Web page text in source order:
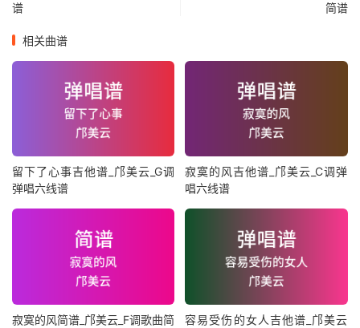
谱
简谱
相关曲谱
留下了心事吉他谱_邝美云_G调
弹唱六线谱
寂寞的风吉他谱_邝美云_C调弹
唱六线谱
寂寞的风简谱_邝美云_F调歌曲简
容易受伤的女人吉他谱_邝美云